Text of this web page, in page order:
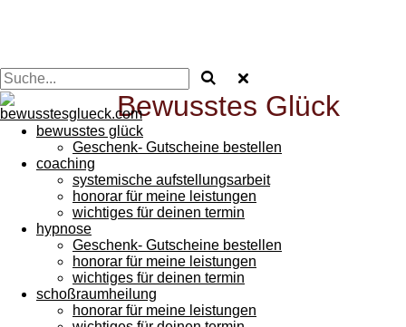
Bewusstes Glück
bewusstes glück
Geschenk- Gutscheine bestellen
coaching
systemische aufstellungsarbeit
honorar für meine leistungen
wichtiges für deinen termin
hypnose
Geschenk- Gutscheine bestellen
honorar für meine leistungen
wichtiges für deinen termin
schoßraumheilung
honorar für meine leistungen